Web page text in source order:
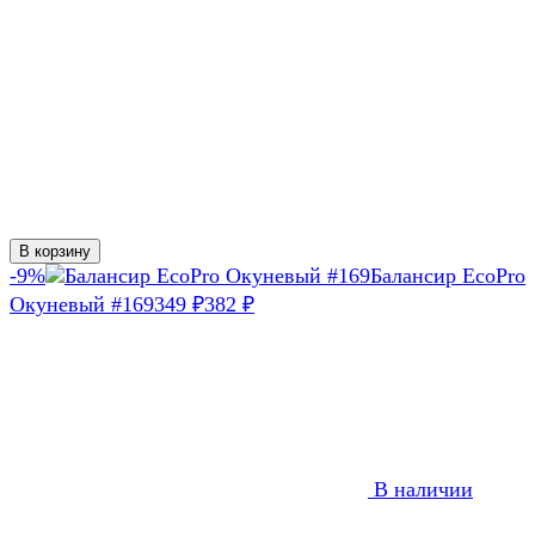
В корзину
-9%
Балансир EcoPro
Окуневый #169349 ₽382 ₽
В наличии